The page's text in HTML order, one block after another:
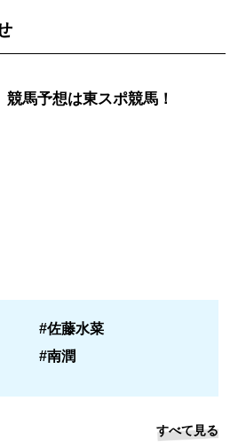
競馬予想は東スポ競馬！
#佐藤水菜
#南潤
すべて見る